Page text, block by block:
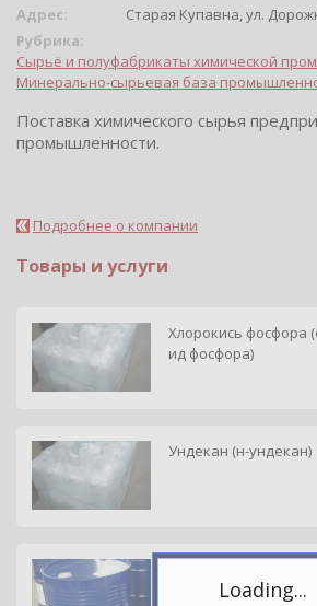
Адрес:
Старая Купавна, ул.
Рубрика:
Сырьё и полуфабрикаты химической
Минерально-сырьевая база
Поставка химического сырья
промышленности.
Подробнее о компании
Товары и услуги
Хлорокись фосфора
ид фосфора)
Ундекан (н-ундекан)
Подпишитесь на канал,
чтобы следить за новостями.
Спасибо, я уже с вами!